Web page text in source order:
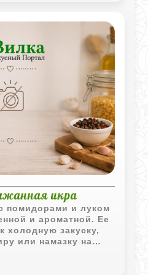
икра
помидорами и луком
и ароматной. Ее
холодную закуску,
или намазку на